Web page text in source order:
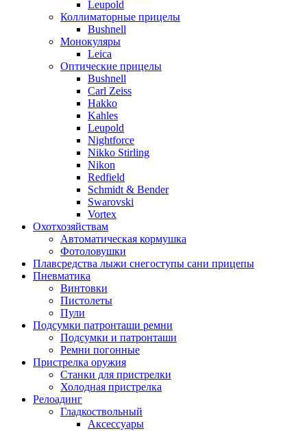
Leupold
Коллиматорные прицелы
Bushnell
Монокуляры
Leica
Оптические прицелы
Bushnell
Carl Zeiss
Hakko
Kahles
Leupold
Nightforce
Nikko Stirling
Nikon
Redfield
Schmidt & Bender
Swarovski
Vortex
Охотхозяйствам
Автоматическая кормушка
Фотоловушки
Плавсредства лыжи снегоступы сани прицепы
Пневматика
Винтовки
Пистолеты
Пули
Подсумки патронташи ремни
Подсумки и патронташи
Ремни погонные
Пристрелка оружия
Станки для пристрелки
Холодная пристрелка
Релоадинг
Гладкоствольный
Аксессуары